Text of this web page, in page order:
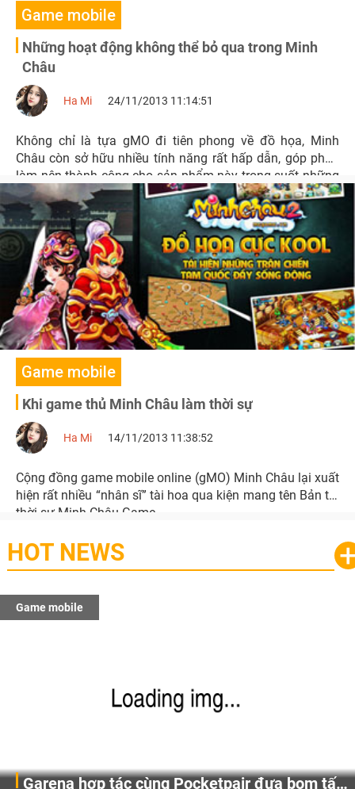
Game mobile
Những hoạt động không thể bỏ qua trong Minh
Châu
Ha Mi 24/11/2013 11:14:51
Không chỉ là tựa gMO đi tiên phong về đồ họa, Minh
Châu còn sở hữu nhiều tính năng rất hấp dẫn, góp phần
làm nên thành công cho sản phẩm này trong suốt những
năm qua.
Game mobile
Khi game thủ Minh Châu làm thời sự
Ha Mi 14/11/2013 11:38:52
Cộng đồng game mobile online (gMO) Minh Châu lại xuất
hiện rất nhiều “nhân sĩ” tài hoa qua kiện mang tên Bản tin
thời sự Minh Châu Game.
HOT NEWS
Game mobile
Garena hợp tác cùng Pocketpair đưa bom tấn